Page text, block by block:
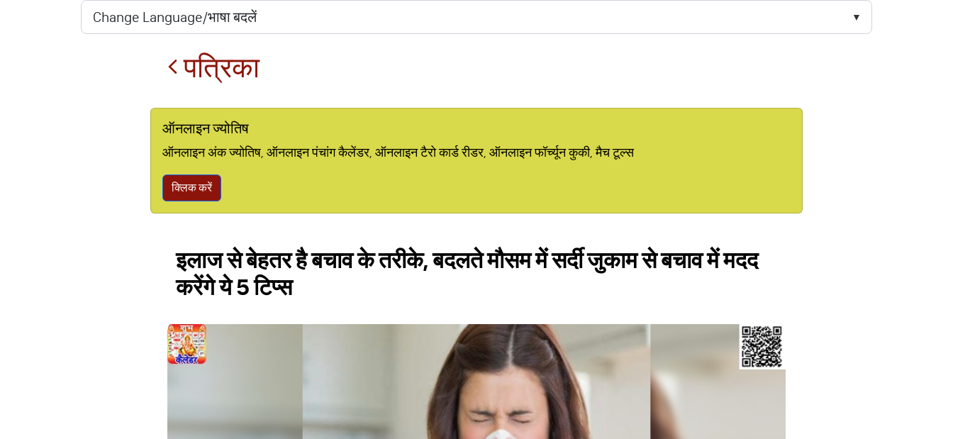
पत्रिका
ऑनलाइन ज्योतिष
ऑनलाइन अंक ज्योतिष, ऑनलाइन पंचांग कैलेंडर, ऑनलाइन टैरो कार्ड रीडर, ऑनलाइन फॉर्च्यून कुकी, मैच टूल्स
क्लिक करें
इलाज से बेहतर है बचाव के तरीके, बदलते मौसम में सर्दी जुकाम से बचाव में मदद
करेंगे ये 5 टिप्स